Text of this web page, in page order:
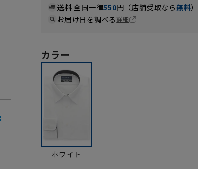
送料 全国一律550円（店舗受取なら無料）
お届け日を調べる詳細
カラー
ホワイト